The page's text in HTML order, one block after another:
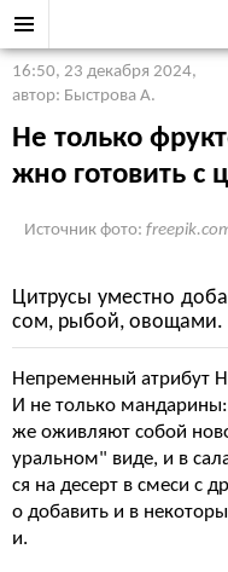
16:50, 23 декабря 2024,
автор: Быстрова А.
Не только
жно готовить с
Источник фото:
Цитрусы уместно
сом, рыбой, овощами.
Непременный атрибут
И не только
же оживляют собой
уральном" виде, и в
ся на десерт в смеси с
о добавить и в
и.